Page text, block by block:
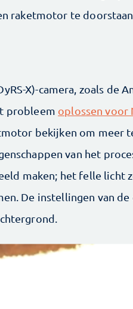
raketmotor te
X)-camera, zoals de
probleem oplossen voor
bekijken om meer
van het
maken; het felle licht
De instellingen van de